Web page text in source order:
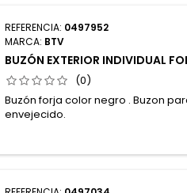
REFERENCIA: 0497952
MARCA: BTV
BUZÓN EXTERIOR INDIVIDUAL
(0)
Buzón forja color negro . Buzon
envejecido.